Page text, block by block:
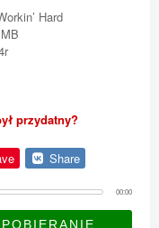
Hard
przydatny?
Share
00:00